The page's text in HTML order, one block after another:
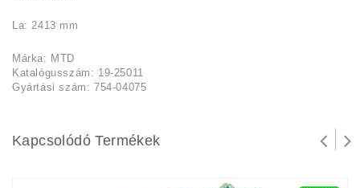
La: 2413 mm
Márka: MTD
Katalógusszám: 19-25011
Gyártási szám: 754-04075
Kapcsolódó Termékek